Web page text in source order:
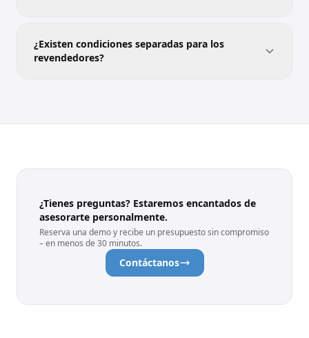
Los precios por volumen para cantidades mayores
se proporcionan en tu presupuesto personal.
¿Existen condiciones separadas para los
revendedores?
¿Tienes preguntas? Estaremos encantados de
asesorarte personalmente.
Reserva una demo y recibe un presupuesto sin compromiso
– en menos de 30 minutos.
Contáctanos